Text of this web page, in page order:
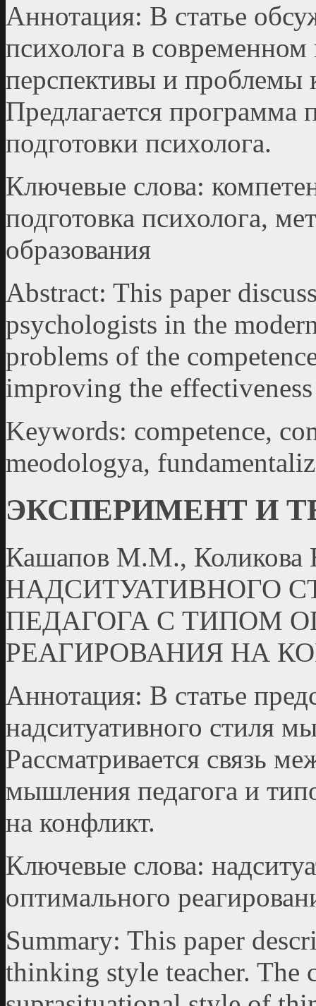
Аннотация: В статье
психолога в
перспективы и проблемы
Предлагается
подготовки психолога.
Ключевые слова:
подготовка психолога,
образования
Abstract: This paper
psychologists in the
problems of the
improving the
Keywords: competence,
meodologya,
ЭКСПЕРИМЕНТ И
Кашапов М.М.,
НАДСИТУАТИВНОГО
ПЕДАГОГА С ТИПОМ
РЕАГИРОВАНИЯ НА
Аннотация: В статье
надситуативного стиля
Рассматривается связь
мышления педагога и
на конфликт.
Ключевые слова:
оптимального
Summary: This paper
thinking style teacher. The